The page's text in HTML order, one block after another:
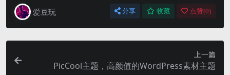
爱豆玩 分享 收藏 点赞(0)
上一篇
PicCool主题，高颜值的WordPress素材主题